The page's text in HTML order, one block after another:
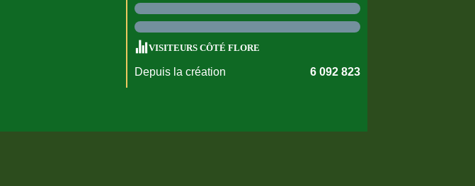
VISITEURS CÔTÉ FLORE
Depuis la création 6 092 823